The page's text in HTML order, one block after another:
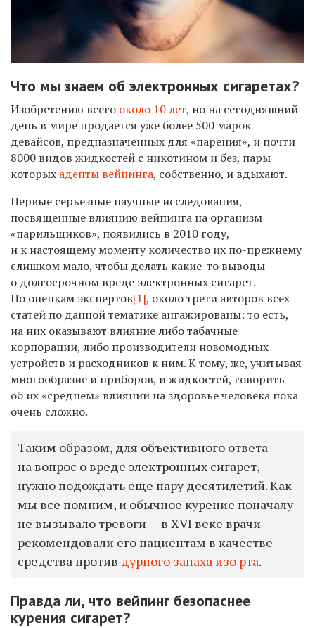
Что мы знаем об электронных сигаретах?
Изобретению всего около 10 лет, но на сегодняшний
день в мире продается уже более 500 марок
девайсов, предназначенных для «парения», и почти
8000 видов жидкостей с никотином и без, пары
которых адепты вейпинга, собственно, и вдыхают.
Первые серьезные научные исследования,
посвященные влиянию вейпинга на организм
«парильщиков», появились в 2010 году,
и к настоящему моменту количество их по-прежнему
слишком мало, чтобы делать какие-то выводы
о долгосрочном вреде электронных сигарет.
По оценкам экспертов[1], около трети авторов всех
статей по данной тематике ангажированы: то есть,
на них оказывают влияние либо табачные
корпорации, либо производители новомодных
устройств и расходников к ним. К тому, же, учитывая
многообразие и приборов, и жидкостей, говорить
об их «среднем» влиянии на здоровье человека пока
очень сложно.
Таким образом, для объективного ответа
на вопрос о вреде электронных сигарет,
нужно подождать еще пару десятилетий. Как
мы все помним, и обычное курение поначалу
не вызывало тревоги — в XVI веке врачи
рекомендовали его пациентам в качестве
средства против дурного запаха изо рта.
Правда ли, что вейпинг безопаснее
курения сигарет?